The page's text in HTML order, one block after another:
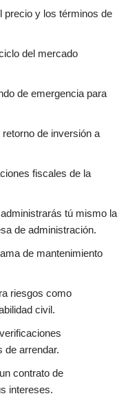
precio y los términos de
del mercado
de emergencia para
de inversión a
fiscales de la
tú mismo la
de administración.
de mantenimiento
riesgos como
civil.
de arrendar.
contrato de
intereses.